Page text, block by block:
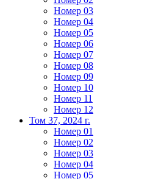
Номер 03
Номер 04
Номер 05
Номер 06
Номер 07
Номер 08
Номер 09
Номер 10
Номер 11
Номер 12
Том 37, 2024 г.
Номер 01
Номер 02
Номер 03
Номер 04
Номер 05